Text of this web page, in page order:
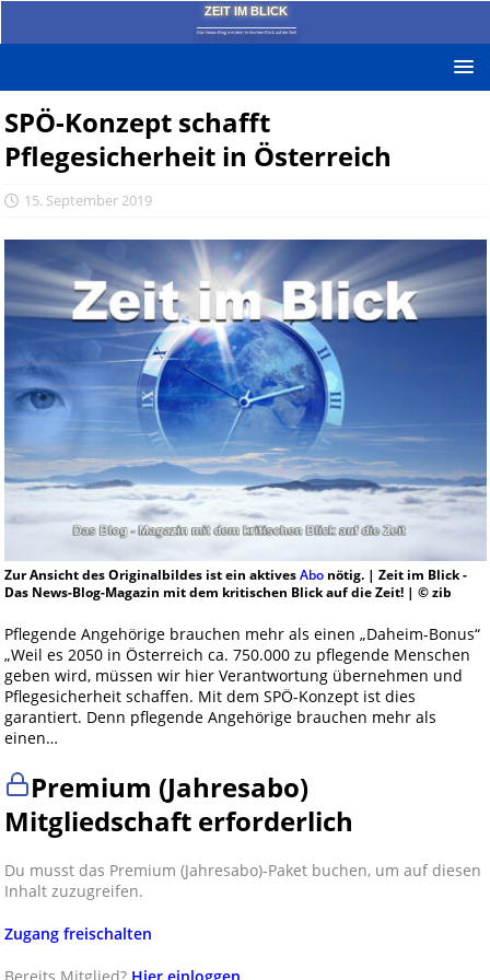
ZEIT IM BLICK
Das News-Blog mit dem kritischen Blick auf die Zeit!
SPÖ-Konzept schafft
Pflegesicherheit in Österreich
15. September 2019
Zur Ansicht des Originalbildes ist ein aktivesAbonötig. | Zeit im Blick -
Das News-Blog-Magazin mit dem kritischen Blick auf die Zeit! | © zib
Pflegende Angehörige brauchen mehr als einen „Daheim-Bonus“
„Weil es 2050 in Österreich ca. 750.000 zu pflegende Menschen
geben wird, müssen wir hier Verantwortung übernehmen und
Pflegesicherheit schaffen. Mit dem SPÖ-Konzept ist dies
garantiert. Denn pflegende Angehörige brauchen mehr als
einen…
Premium (Jahresabo)
Mitgliedschaft erforderlich
Du musst das Premium (Jahresabo)-Paket buchen, um auf diesen
Inhalt zuzugreifen.
Zugang freischalten